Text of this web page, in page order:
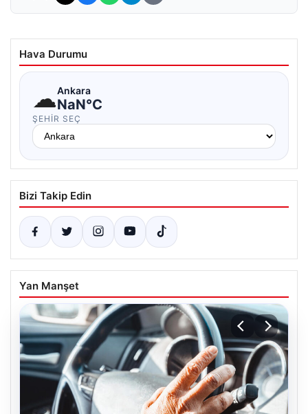
Hava Durumu
☁Ankara
NaN°C
ŞEHIR SEÇ
Bizi Takip Edin
Yan Manşet